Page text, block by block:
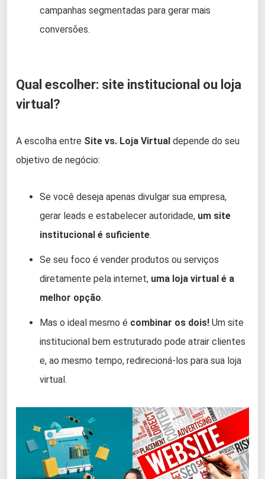
campanhas segmentadas para gerar mais
conversões.
Qual escolher: site institucional ou loja
virtual?
A escolha entre Site vs. Loja Virtual depende do seu
objetivo de negócio:
Se você deseja apenas divulgar sua empresa,
gerar leads e estabelecer autoridade, um site
institucional é suficiente.
Se seu foco é vender produtos ou serviços
diretamente pela internet, uma loja virtual é a
melhor opção.
Mas o ideal mesmo é combinar os dois! Um site
institucional bem estruturado pode atrair clientes
e, ao mesmo tempo, redirecioná-los para sua loja
virtual.